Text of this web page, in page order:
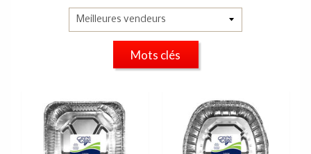
Mots clés